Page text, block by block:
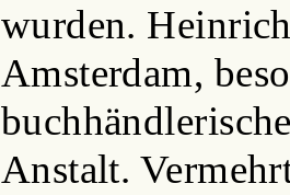
wurden.
Amsterdam,
Anstalt.